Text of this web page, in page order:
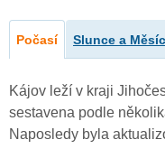
Počasí Slunce a Měsíc
Kájov leží v kraji
sestavena podle
Naposledy byla